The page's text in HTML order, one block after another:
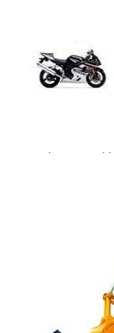
Еще одна
автомобиль
работающая
пикап, хэтчбек в
решить
/ разгрузка
всего
ни
дозаправки, если